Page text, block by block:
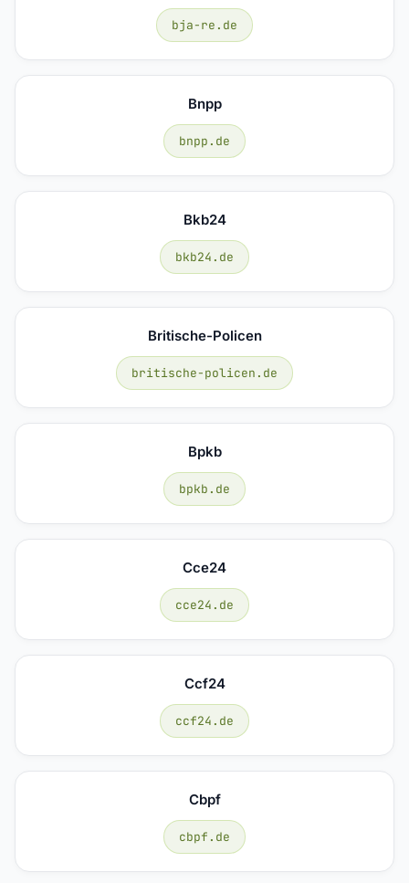
bja-re.de
Bnpp
bnpp.de
Bkb24
bkb24.de
Britische-Policen
britische-policen.de
Bpkb
bpkb.de
Cce24
cce24.de
Ccf24
ccf24.de
Cbpf
cbpf.de